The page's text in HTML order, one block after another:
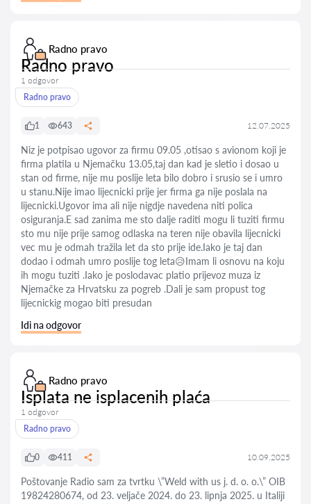
Radno pravo
Radno pravo
1 odgovor
Radno pravo
1 643 12.07.2025
Niz je potpisao ugovor za firmu 09.05 ,otisao s avionom koji je
firma platila u Njemačku 13.05,taj dan kad je sletio i dosao u
stan od firme, nije mu poslije leta bilo dobro i srusio se i umro
u stanu.Nije imao lijecnicki prije jer firma ga nije poslala na
lijecnicki.Ugovor ima ali nije nigdje navedena niti polica
osiguranja.E sad zanima me sto dalje raditi mogu li tuziti firmu
sto mu nije prije samog odlaska na teren nije obavila lijecnicki
vec mu je odmah tražila let da sto prije ide.Iako je taj dan
dodao i odmah umro poslije tog leta😥Imam li osnovu na koju
ih mogu tuziti .Iako je poslodavac platio prijevoz muza iz
Njemačke za Hrvatsku za pogreb .Dali je sam propust tog
lijecnickig mogao biti presudan
Idi na odgovor
Radno pravo
Isplata ne isplacenih plaća
1 odgovor
Radno pravo
0 411 10.09.2025
Poštovanje Radio sam za tvrtku \”Weld with us j. d. o. o.\” OIB
19824280674, od 23. veljače 2024. do 23. lipnja 2025. u Italiji